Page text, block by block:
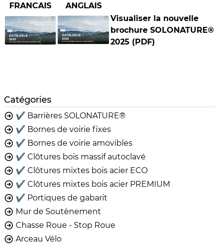
FRANCAIS
ANGLAIS
Visualiser la nouvelle
brochure SOLONATURE®
2025 (PDF)
Catégories
✔️ Barrières SOLONATURE®
✔️ Bornes de voirie fixes
✔️ Bornes de voirie amovibles
✔️ Clôtures bois massif autoclavé
✔️ Clôtures mixtes bois acier ECO
✔️ Clôtures mixtes bois acier PREMIUM
✔️ Portiques de gabarit
Mur de Soutènement
Chasse Roue - Stop Roue
Arceau Vélo